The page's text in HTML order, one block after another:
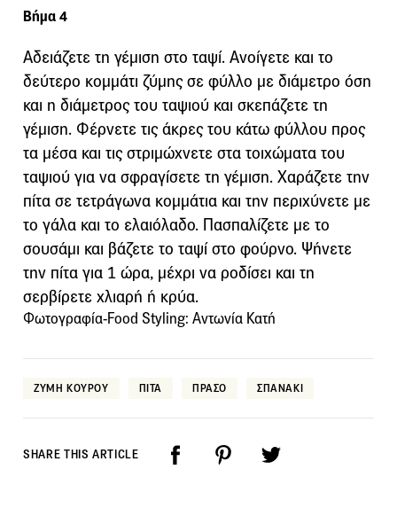
Βήμα 4
Αδειάζετε τη γέμιση στο ταψί. Ανοίγετε και το
δεύτερο κομμάτι ζύμης σε φύλλο με διάμετρο όση
και η διάμετρος του ταψιού και σκεπάζετε τη
γέμιση. Φέρνετε τις άκρες του κάτω φύλλου προς
τα μέσα και τις στριμώχνετε στα τοιχώματα του
ταψιού για να σφραγίσετε τη γέμιση. Χαράζετε την
πίτα σε τετράγωνα κομμάτια και την περιχύνετε με
το γάλα και το ελαιόλαδο. Πασπαλίζετε με το
σουσάμι και βάζετε το ταψί στο φούρνο. Ψήνετε
την πίτα για 1 ώρα, μέχρι να ροδίσει και τη
σερβίρετε χλιαρή ή κρύα.
Φωτογραφία-Food Styling: Αντωνία Κατή
ΖΥΜΗ ΚΟΥΡΟΥ ΠΙΤΑ ΠΡΑΣΟ ΣΠΑΝΑΚΙ
SHARE THIS ARTICLE